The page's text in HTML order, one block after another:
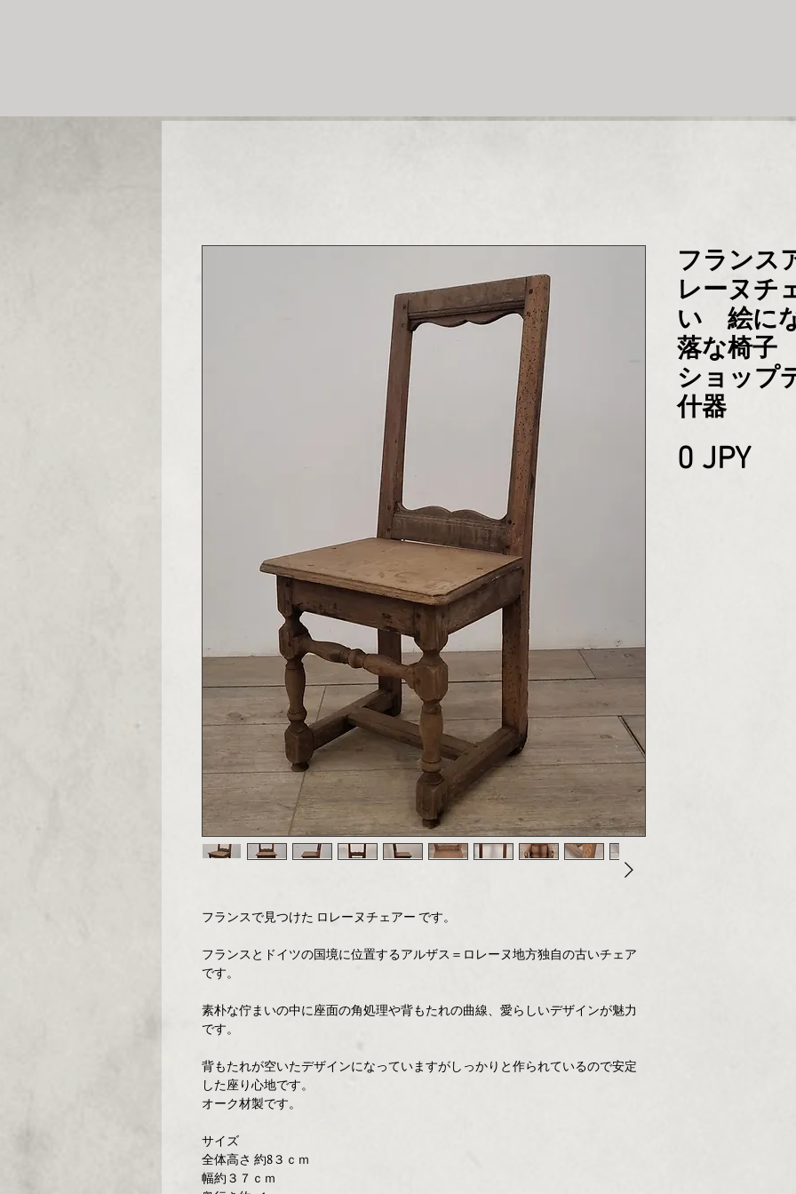
フランスで見つけた ロレーヌチェアー です。
フランスとドイツの国境に位置するアルザス＝ロレーヌ地方独自の古いチェア
です。
素朴な佇まいの中に座面の角処理や背もたれの曲線、愛らしいデザインが魅力
です。
背もたれが空いたデザインになっていますがしっかりと作られているので安定
した座り心地です。
オーク材製です。
サイズ
全体高さ 約8３ｃｍ
幅約３７ｃｍ
フランス
レーヌチ
い 絵に
落な椅子
ショップ
什器
0 JPY